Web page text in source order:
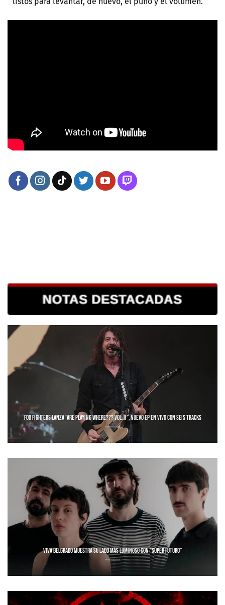
FOO FIGHTERS LANZA “ARE PLAYING WHERE??? VOL. II”, NUEVO EP EN VIVO CON SEIS TRACKS
VIVA BELGRADO MUESTRA SU LADO MÁS LUMINOSO CON “SÚPER FUTURO”